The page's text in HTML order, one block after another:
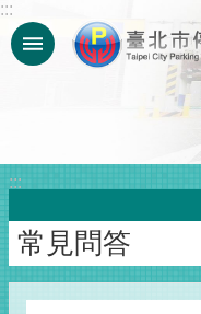
跳到主要內容區塊
:::
:::
常見問答